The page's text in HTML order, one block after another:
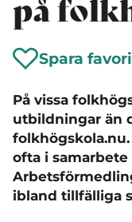
på
Spara
På vissa
utbildningar än
ofta i
ibland tillfälliga